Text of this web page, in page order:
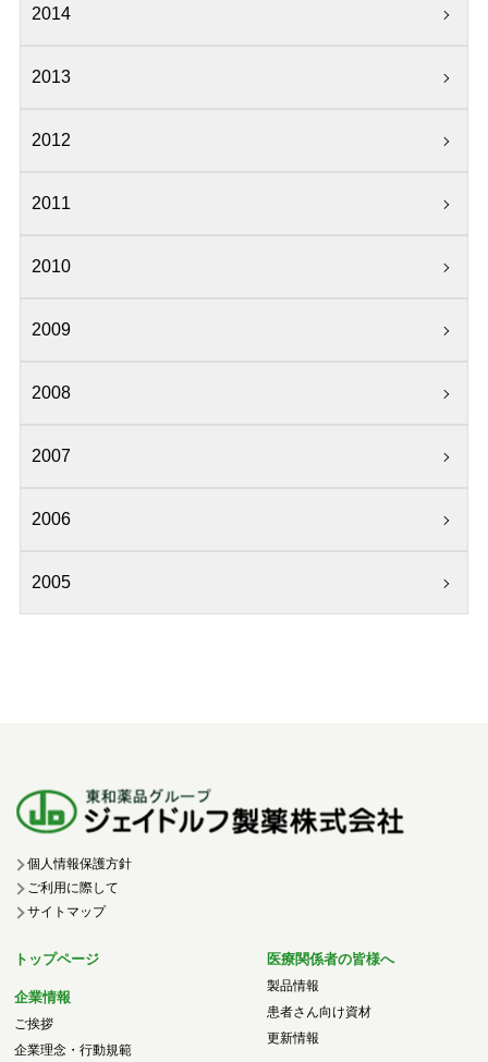
2014
2013
2012
2011
2010
2009
2008
2007
2006
2005
個人情報保護方針
ご利用に際して
サイトマップ
トップページ
企業情報
ご挨拶
企業理念・行動規範
医療関係者の皆様へ
製品情報
患者さん向け資材
更新情報